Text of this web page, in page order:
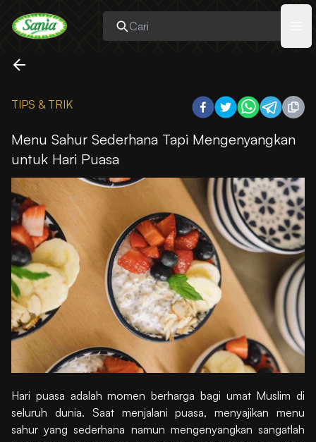
Sania
TIPS & TRIK
Menu Sahur Sederhana Tapi Mengenyangkan
untuk Hari Puasa
Hari puasa adalah momen berharga bagi umat Muslim di
seluruh dunia. Saat menjalani puasa, menyajikan menu
sahur yang sederhana namun mengenyangkan sangatlah